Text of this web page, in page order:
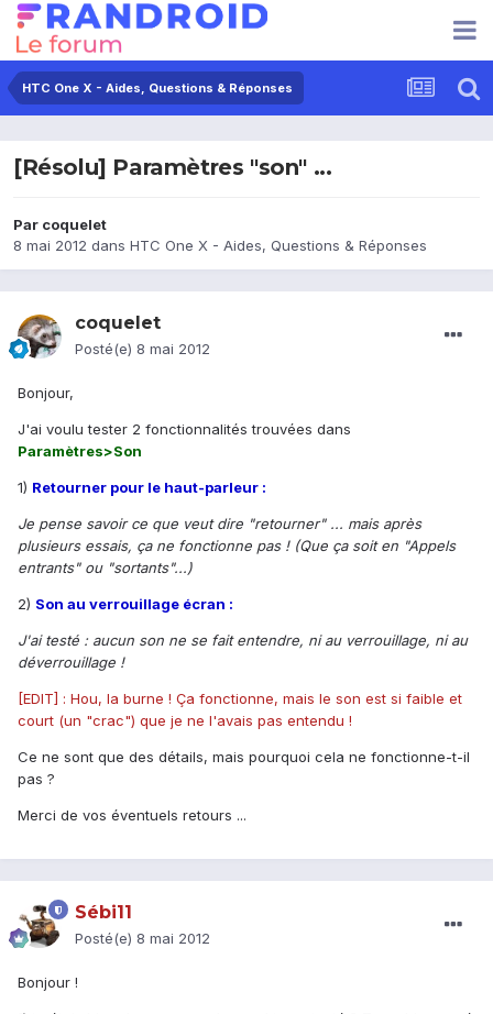
HTC One X - Aides, Questions & Réponses
[Résolu] Paramètres "son" ...
Par coquelet
8 mai 2012 dans HTC One X - Aides, Questions & Réponses
coquelet
Posté(e) 8 mai 2012
Bonjour,
J'ai voulu tester 2 fonctionnalités trouvées dans
Paramètres>Son
1) Retourner pour le haut-parleur :
Je pense savoir ce que veut dire "retourner" ... mais après
plusieurs essais, ça ne fonctionne pas ! (Que ça soit en "Appels
entrants" ou "sortants"...)
2) Son au verrouillage écran :
J'ai testé : aucun son ne se fait entendre, ni au verrouillage, ni au
déverrouillage !
[EDIT] : Hou, la burne ! Ça fonctionne, mais le son est si faible et
court (un "crac") que je ne l'avais pas entendu !
Ce ne sont que des détails, mais pourquoi cela ne fonctionne-t-il
pas ?
Merci de vos éventuels retours ...
Sébi11
Posté(e) 8 mai 2012
Bonjour !